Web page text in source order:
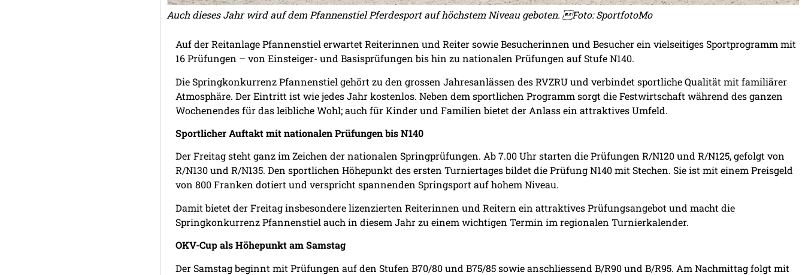
Auch dieses Jahr wird auf dem Pfannenstiel Pferdesport auf höchstem Niveau geboten. Foto: SportfotoMo
Auf der Reitanlage Pfannenstiel erwartet Reiterinnen und Reiter sowie Besucherinnen und Besucher ein vielseitiges Sportprogramm mit
16 Prüfungen – von Einsteiger- und Basisprüfungen bis hin zu nationalen Prüfungen auf Stufe N140.
Die Springkonkurrenz Pfannenstiel gehört zu den grossen Jahresanlässen des RVZRU und verbindet sportliche Qualität mit familiärer
Atmosphäre. Der Eintritt ist wie jedes Jahr kostenlos. Neben dem sportlichen Programm sorgt die Festwirtschaft während des ganzen
Wochenendes für das leibliche Wohl; auch für Kinder und Familien bietet der Anlass ein attraktives Umfeld.
Sportlicher Auftakt mit nationalen Prüfungen bis N140
Der Freitag steht ganz im Zeichen der nationalen Springprüfungen. Ab 7.00 Uhr starten die Prüfungen R/N120 und R/N125, gefolgt von
R/N130 und R/N135. Den sportlichen Höhepunkt des ersten Turniertages bildet die Prüfung N140 mit Stechen. Sie ist mit einem Preisgeld
von 800 Franken dotiert und verspricht spannenden Springsport auf hohem Niveau.
Damit bietet der Freitag insbesondere lizenzierten Reiterinnen und Reitern ein attraktives Prüfungsangebot und macht die
Springkonkurrenz Pfannenstiel auch in diesem Jahr zu einem wichtigen Termin im regionalen Turnierkalender.
OKV-Cup als Höhepunkt am Samstag
Der Samstag beginnt mit Prüfungen auf den Stufen B70/80 und B75/85 sowie anschliessend B/R90 und B/R95. Am Nachmittag folgt mit